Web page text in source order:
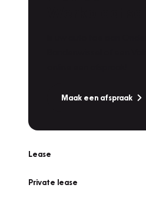
Maak een afspraak
Lease
Private lease